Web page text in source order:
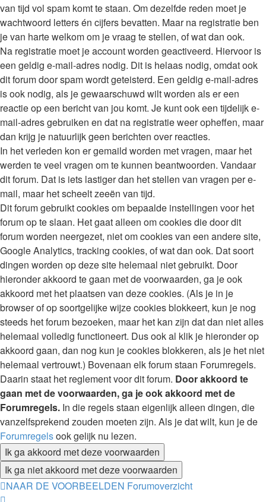
van tijd vol spam komt te staan. Om dezelfde reden moet je
wachtwoord letters én cijfers bevatten. Maar na registratie ben
je van harte welkom om je vraag te stellen, of wat dan ook.
Na registratie moet je account worden geactiveerd. Hiervoor is
een geldig e-mail-adres nodig. Dit is helaas nodig, omdat ook
dit forum door spam wordt geteisterd. Een geldig e-mail-adres
is ook nodig, als je gewaarschuwd wilt worden als er een
reactie op een bericht van jou komt. Je kunt ook een tijdelijk e-
mail-adres gebruiken en dat na registratie weer opheffen, maar
dan krijg je natuurlijk geen berichten over reacties.
In het verleden kon er gemaild worden met vragen, maar het
werden te veel vragen om te kunnen beantwoorden. Vandaar
dit forum. Dat is iets lastiger dan het stellen van vragen per e-
mail, maar het scheelt zeeën van tijd.
Dit forum gebruikt cookies om bepaalde instellingen voor het
forum op te slaan. Het gaat alleen om cookies die door dit
forum worden neergezet, niet om cookies van een andere site,
Google Analytics, tracking cookies, of wat dan ook. Dat soort
dingen worden op deze site helemaal niet gebruikt. Door
hieronder akkoord te gaan met de voorwaarden, ga je ook
akkoord met het plaatsen van deze cookies. (Als je in je
browser of op soortgelijke wijze cookies blokkeert, kun je nog
steeds het forum bezoeken, maar het kan zijn dat dan niet alles
helemaal volledig functioneert. Dus ook al klik je hieronder op
akkoord gaan, dan nog kun je cookies blokkeren, als je het niet
helemaal vertrouwt.) Bovenaan elk forum staan Forumregels.
Daarin staat het reglement voor dit forum. Door akkoord te
gaan met de voorwaarden, ga je ook akkoord met de
Forumregels. In die regels staan eigenlijk alleen dingen, die
vanzelfsprekend zouden moeten zijn. Als je dat wilt, kun je de
Forumregelsook gelijk nu lezen.
NAAR DE VOORBEELDEN Forumoverzicht